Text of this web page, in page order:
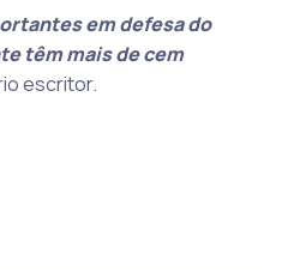
em defesa do
têm mais de cem
escritor.